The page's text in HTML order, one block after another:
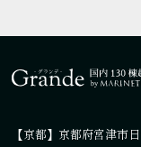
【京都】 京都府宮津市